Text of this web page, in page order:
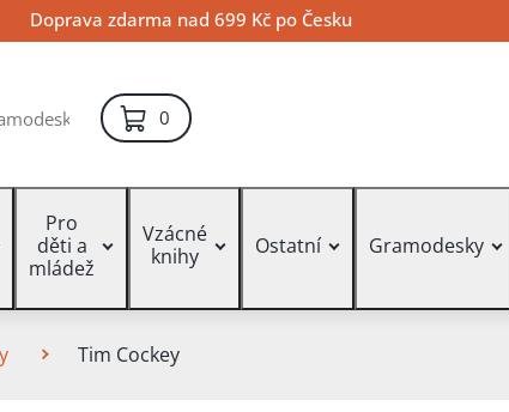
Doprava zdarma nad 699 Kč po Česku
0položek – košík
Pro
děti a
mládež
Vzácné
knihy
Ostatní Gramodesky
Tim Cockey